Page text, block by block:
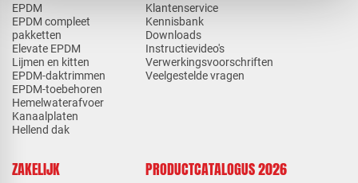
EPDM
EPDM compleet
pakketten
Elevate EPDM
Lijmen en kitten
EPDM-daktrimmen
EPDM-toebehoren
Hemelwaterafvoer
Kanaalplaten
Hellend dak
Klantenservice
Kennisbank
Downloads
Instructievideo's
Verwerkingsvoorschriften
Veelgestelde vragen
ZAKELIJK PRODUCTCATALOGUS 2026